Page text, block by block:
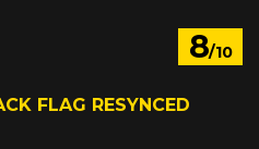
8/10
FLAG RESYNCED